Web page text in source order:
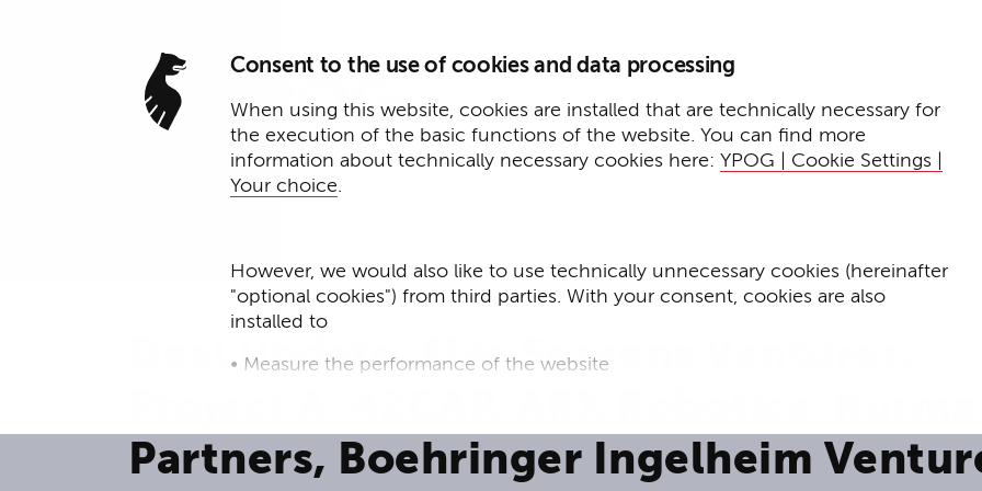
Consent to the use of cookies and data processing
When using this website, cookies are installed that are technically necessary for
the execution of the basic functions of the website. You can find more
information about technically necessary cookies here: YPOG | Cookie Settings |
Your choice.
However, we would also like to use technically unnecessary cookies (hereinafter
"optional cookies") from third parties. With your consent, cookies are also
installed to
• Measure the performance of the website
• Track your online behavior for targeted advertising purposes.
Home
Expertise Presse
Events
27. August 2025
Deal Update: Five Seasons Ventures,
Partners, Boehringer Ingelheim